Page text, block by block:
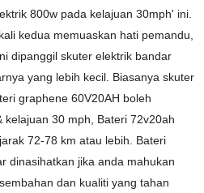
800w pada kelajuan 30mph' ini.
kedua memuaskan hati pemandu,
dipanggil skuter elektrik bandar
yang lebih kecil. Biasanya skuter
graphene 60V20AH boleh
kelajuan 30 mph, Bateri 72v20ah
72-78 km atau lebih. Bateri
dinasihatkan jika anda mahukan
dan kualiti yang tahan